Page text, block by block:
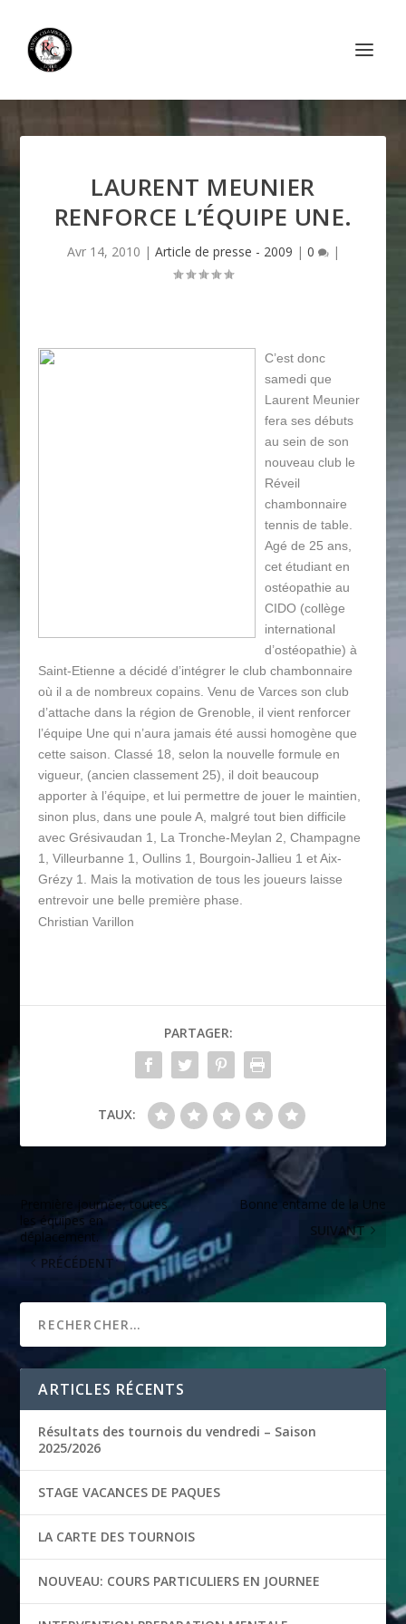
LAURENT MEUNIER
RENFORCE L’ÉQUIPE UNE.
Avr 14, 2010 | Article de presse - 2009 | 0 |
C’est donc
samedi que
Laurent Meunier
fera ses débuts
au sein de son
nouveau club le
Réveil
chambonnaire
tennis de table.
Agé de 25 ans,
cet étudiant en
ostéopathie au
CIDO (collège
international
d’ostéopathie) à
Saint-Etienne a décidé d’intégrer le club chambonnaire
où il a de nombreux copains. Venu de Varces son club
d’attache dans la région de Grenoble, il vient renforcer
l’équipe Une qui n’aura jamais été aussi homogène que
cette saison. Classé 18, selon la nouvelle formule en
vigueur, (ancien classement 25), il doit beaucoup
apporter à l’équipe, et lui permettre de jouer le maintien,
sinon plus, dans une poule A, malgré tout bien difficile
avec Grésivaudan 1, La Tronche-Meylan 2, Champagne
1, Villeurbanne 1, Oullins 1, Bourgoin-Jallieu 1 et Aix-
Grézy 1. Mais la motivation de tous les joueurs laisse
entrevoir une belle première phase.
Christian Varillon
PARTAGER:
TAUX:
Première journée, toutes
les équipes en
déplacement.
PRÉCÉDENT
Bonne entame de la Une
SUIVANT
ARTICLES RÉCENTS
Résultats des tournois du vendredi – Saison
2025/2026
STAGE VACANCES DE PAQUES
LA CARTE DES TOURNOIS
NOUVEAU: COURS PARTICULIERS EN JOURNEE